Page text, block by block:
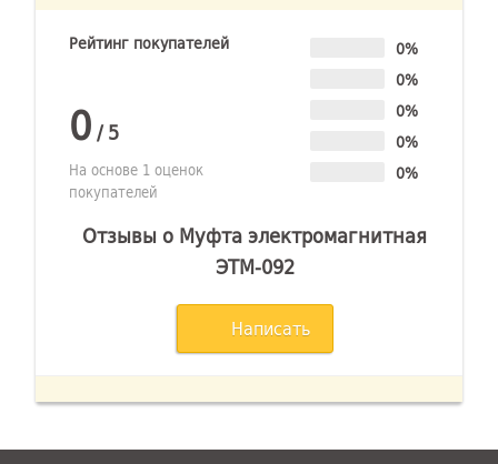
Рейтинг покупателей
0/5
На основе 1 оценок
покупателей
0%
0%
0%
0%
0%
Отзывы о Муфта электромагнитная
ЭТМ-092
Написать